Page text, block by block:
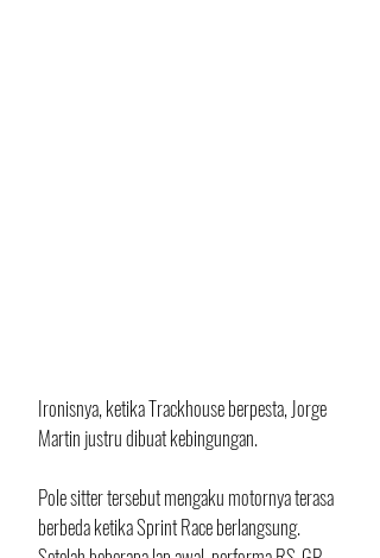
Ironisnya, ketika Trackhouse berpesta, Jorge
Martin justru dibuat kebingungan.
Pole sitter tersebut mengaku motornya terasa
berbeda ketika Sprint Race berlangsung.